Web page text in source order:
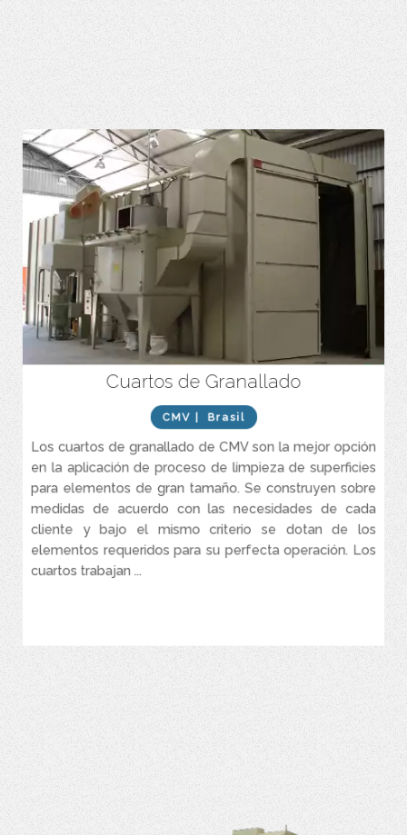
Cuartos de Granallado
CMV | Brasil
Los cuartos de granallado de CMV son la mejor opción
en la aplicación de proceso de limpieza de superficies
para elementos de gran tamaño. Se construyen sobre
medidas de acuerdo con las necesidades de cada
cliente y bajo el mismo criterio se dotan de los
elementos requeridos para su perfecta operación. Los
cuartos trabajan ...
Mejor opción en el proceso de limpieza de superficies de
Se construye sobre medidas de acuerdo con las necesidades de
requeridos para su perfecta operación
Trabajan con cualquier tipo de abrasivo
El proceso de reciclaje del abrasivo se realiza automáticamente
Este sistema necesita cimientos extremadamente reducidos,
puede ser construido sin la necesidad de bases o en cabinas